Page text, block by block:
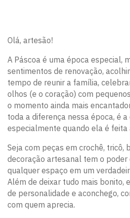
Olá, artesão!
A Páscoa é uma época especial,
sentimentos de renovação,
tempo de reunir a família,
olhos (e o coração) com
o momento ainda mais
toda a diferença nessa época, é
especialmente quando ela é feita
Seja com peças em crochê, tricô,
decoração artesanal tem o
qualquer espaço em um
Além de deixar tudo mais bonito,
de personalidade e aconchego,
com quem aprecia.